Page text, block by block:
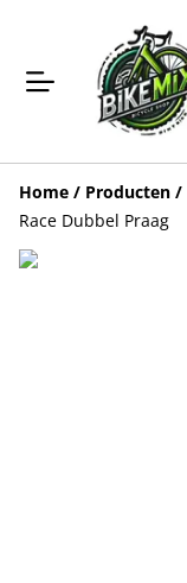
Home / Producten /
Race Dubbel Praag